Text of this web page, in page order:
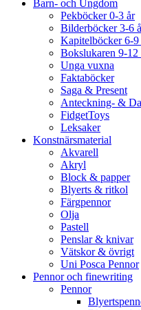
Barn- och Ungdom
Pekböcker 0-3 år
Bilderböcker 3-6
Kapitelböcker 6-9
Bokslukaren 9-12
Unga vuxna
Faktaböcker
Saga & Present
Anteckning- &
FidgetToys
Leksaker
Konstnärsmaterial
Akvarell
Akryl
Block & papper
Blyerts & ritkol
Färgpennor
Olja
Pastell
Penslar & knivar
Vätskor & övrigt
Uni Posca Pennor
Pennor och finewriting
Pennor